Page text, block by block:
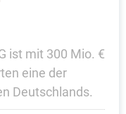
ist mit 300 Mio. €
eine der
Deutschlands.